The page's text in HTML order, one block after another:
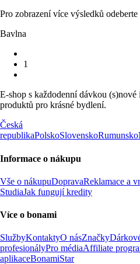
Pro zobrazení více výsledků
Bavlna
1
E-shop s každodenní dávkou
produktů pro krásné bydlení.
Česká
republikaPolskoSlovenskoRumunsko
Informace o nákupu
Vše o nákupuDopravaReklamace a
StudiaJak fungují kredity
Více o bonami
SlužbyKontaktyO násZnačky
profesionályPro médiaAffiliate
aplikaceBonamiStar